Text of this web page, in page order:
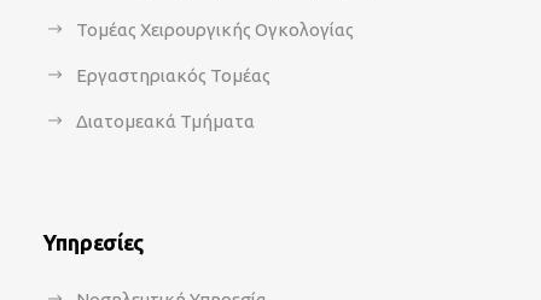
Τομέας Χειρουργικής Ογκολογίας
Εργαστηριακός Τομέας
Διατομεακά Τμήματα
Υπηρεσίες